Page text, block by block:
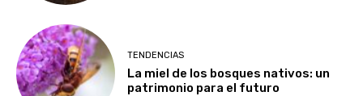
TENDENCIAS
La miel de los bosques nativos: un
patrimonio para el futuro